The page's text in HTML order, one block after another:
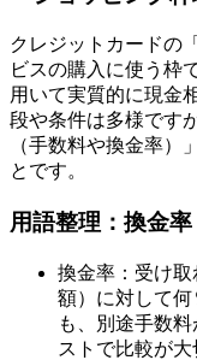
クレジットカードの
ビスの購入に使う枠
用いて実質的に現金
段や条件は多様です
（手数料や換金率）
とです。
用語整理：換金
換金率：受け
額）に対して
も、別途手数
ストで比較が大